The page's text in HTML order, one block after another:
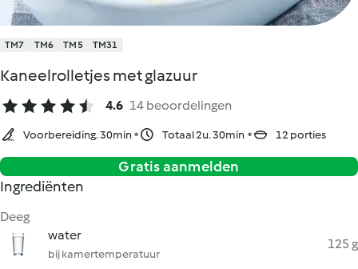
TM7 TM6 TM5 TM31
Kaneelrolletjes met glazuur
4.6 14 beoordelingen
Voorbereiding. 30min Totaal 2u. 30min 12 porties
Gratis aanmelden
Ingrediënten
Deeg
water
bij kamertemperatuur
125 g